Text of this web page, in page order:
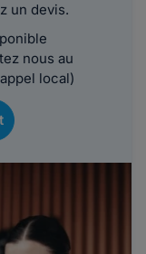
un devis.
nous au
local)